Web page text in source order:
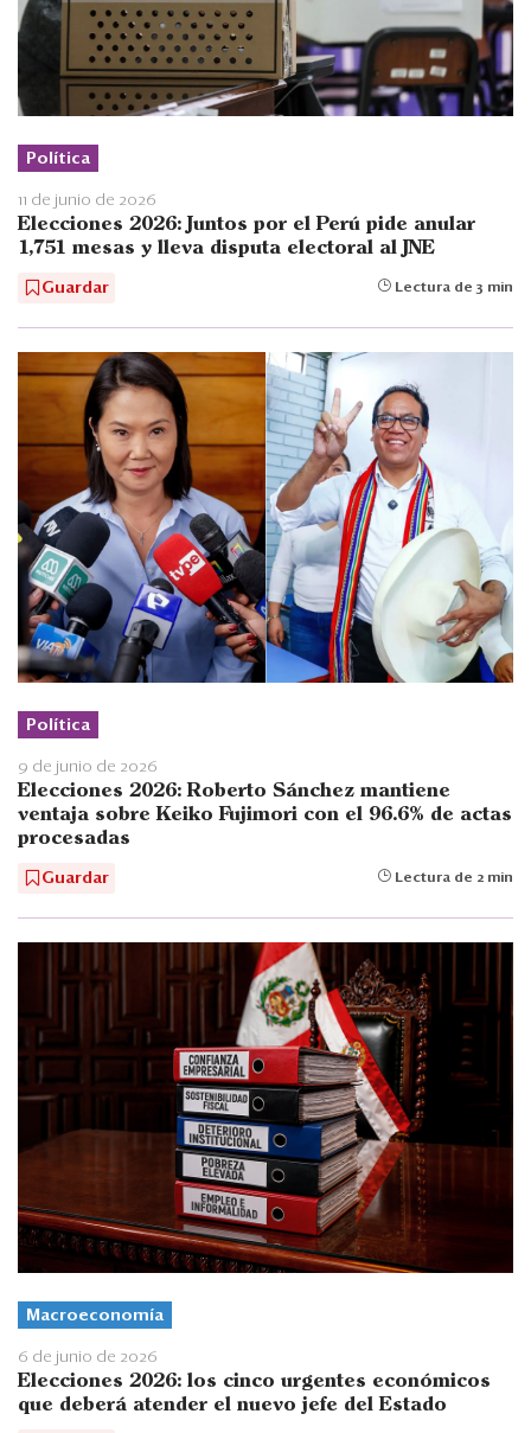
Política
11 de junio de 2026
Elecciones 2026: Juntos por el Perú pide anular
1,751 mesas y lleva disputa electoral al JNE
Guardar Lectura de 3 min
Política
9 de junio de 2026
Elecciones 2026: Roberto Sánchez mantiene
ventaja sobre Keiko Fujimori con el 96.6% de actas
procesadas
Guardar Lectura de 2 min
Macroeconomía
6 de junio de 2026
Elecciones 2026: los cinco urgentes económicos
que deberá atender el nuevo jefe del Estado